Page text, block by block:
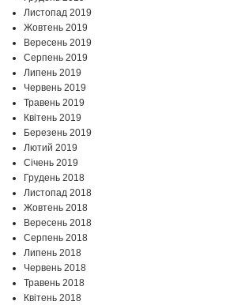
Листопад 2019
Жовтень 2019
Вересень 2019
Серпень 2019
Липень 2019
Червень 2019
Травень 2019
Квітень 2019
Березень 2019
Лютий 2019
Січень 2019
Грудень 2018
Листопад 2018
Жовтень 2018
Вересень 2018
Серпень 2018
Липень 2018
Червень 2018
Травень 2018
Квітень 2018